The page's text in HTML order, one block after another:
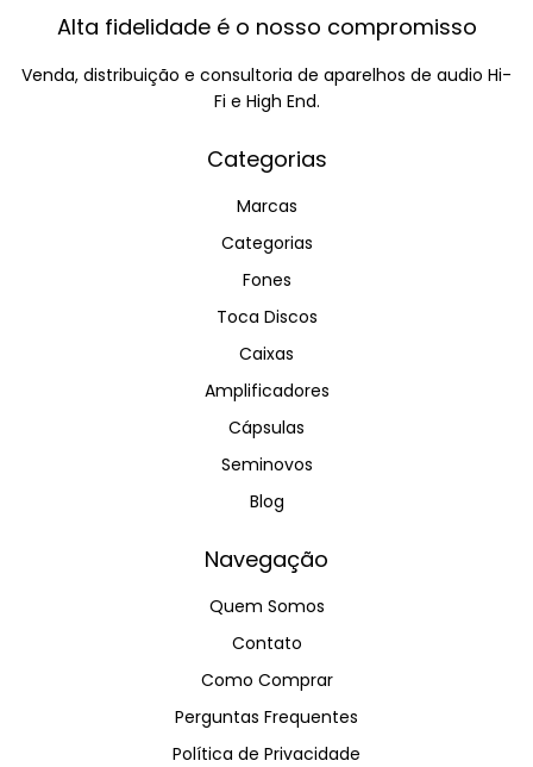
Alta fidelidade é o nosso compromisso
Venda, distribuição e consultoria de aparelhos de audio Hi-
Fi e High End.
Categorias
Marcas
Categorias
Fones
Toca Discos
Caixas
Amplificadores
Cápsulas
Seminovos
Blog
Navegação
Quem Somos
Contato
Como Comprar
Perguntas Frequentes
Política de Privacidade